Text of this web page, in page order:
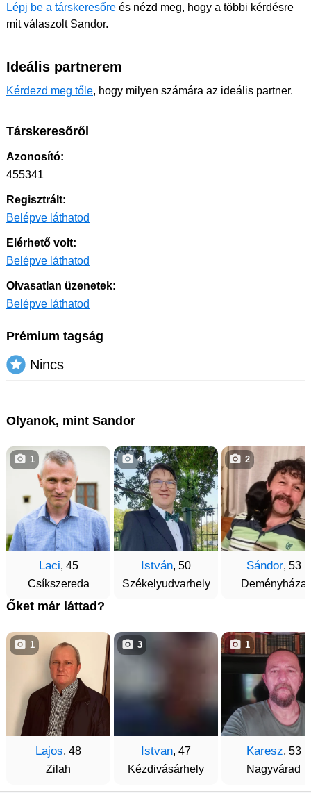
Lépj be a társkeresőre és nézd meg, hogy a többi kérdésre
mit válaszolt Sandor.
Ideális partnerem
Kérdezd meg tőle, hogy milyen számára az ideális partner.
Társkeresőről
Azonosító:
455341
Regisztrált:
Belépve láthatod
Elérhető volt:
Belépve láthatod
Olvasatlan üzenetek:
Belépve láthatod
Prémium tagság
Nincs
Olyanok, mint Sandor
Laci, 45
Csíkszereda
1
István, 50
Székelyudvarhely
4
Sándor, 53
Deményháza
2
Őket már láttad?
Lajos, 48
Zilah
1
Istvan, 47
Kézdivásárhely
3
Karesz, 53
Nagyvárad
1